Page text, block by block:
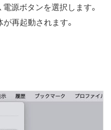
源ボタンを選択します。
再起動されます。